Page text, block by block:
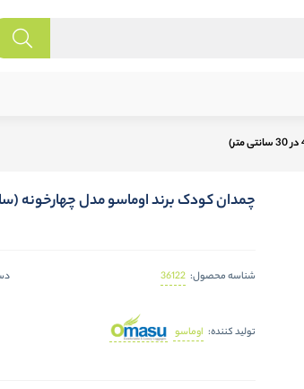
چمدان کودک برند اوماسو مدل چهارخونه (سایز بدنه 40 در 30
شناسه محصول: 36122
تولید کننده: اوماسو